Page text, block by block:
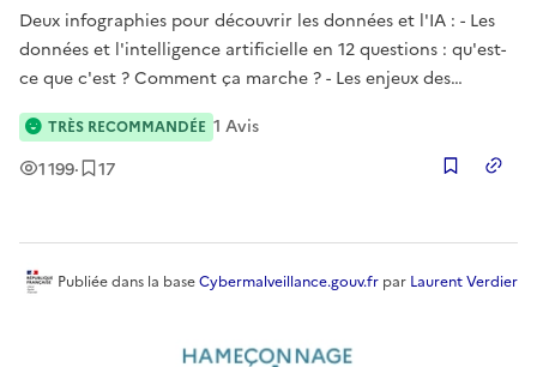
Deux infographies pour découvrir les données et l'IA : - Les
données et l'intelligence artificielle en 12 questions : qu'est-
ce que c'est ? Comment ça marche ? - Les enjeux des
données et de l'intelligence artificielle : quel impact ces
technologies auront sur nos quotidiens ? Que peut-on en
atten
1 199Vues
· 17Enregistrement
TRÈS RECOMMANDÉE 1 Avis
Publiéedans la baseCybermalveillance.gouv.fr par Laurent Verdier